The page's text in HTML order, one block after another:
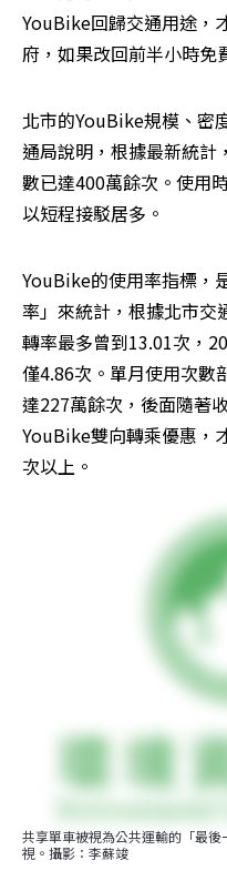
YouBike回歸交通用途，
府，如果改回前半小時免
北市的YouBike規模、密
通局說明，根據最新統
數已達400萬餘次。使用
以短程接駁居多。
YouBike的使用率指標，
率」來統計，根據北市交
轉率最多曾到13.01次，
僅4.86次。單月使用次數
達227萬餘次，後面隨著
YouBike雙向轉乘優惠，
次以上。
共享單車被視為公共運輸的「最
視。攝影：李蘇竣